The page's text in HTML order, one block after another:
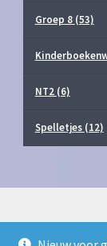
Groep 8 (53)
NT2 (6)
Spelletjes (12)